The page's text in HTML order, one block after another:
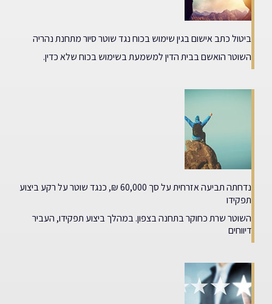
ביטול כתב אישום בגין שימוש בכוח נגד שוטר סיור מתחנת נהריה
השוטר הואשם בבית הדין למשמעת בשימוש בכוח שלא כדין.
נדחתה תביעה אזרחית על סך 60,000 ₪, כנגד שוטר על רקע ביצוע
תפקידו
השוטר שרת כחוקר בתחנה בצפון. במהלך ביצוע תפקידו, העביר
דיווחים